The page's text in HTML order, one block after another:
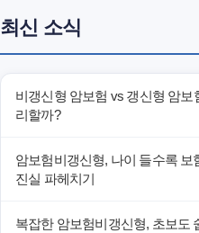
최신 소식
비갱신형 암보험 vs 갱신형 암보
리할까?
암보험비갱신형, 나이 들수록 보
진실 파헤치기
복잡한 암보험비갱신형, 초보도